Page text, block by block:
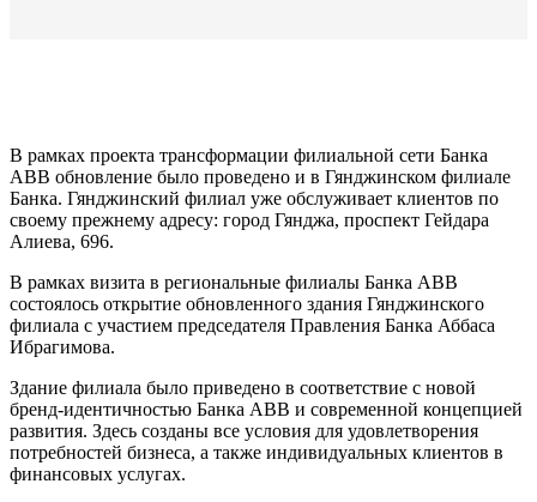
В рамках проекта трансформации филиальной сети Банка
ABB обновление было проведено и в Гянджинском филиале
Банка. Гянджинский филиал уже обслуживает клиентов по
своему прежнему адресу: город Гянджа, проспект Гейдара
Алиева, 696.
В рамках визита в региональные филиалы Банка ABB
состоялось открытие обновленного здания Гянджинского
филиала с участием председателя Правления Банка Аббаса
Ибрагимова.
Здание филиала было приведено в соответствие с новой
бренд-идентичностью Банка ABB и современной концепцией
развития. Здесь созданы все условия для удовлетворения
потребностей бизнеса, а также индивидуальных клиентов в
финансовых услугах.